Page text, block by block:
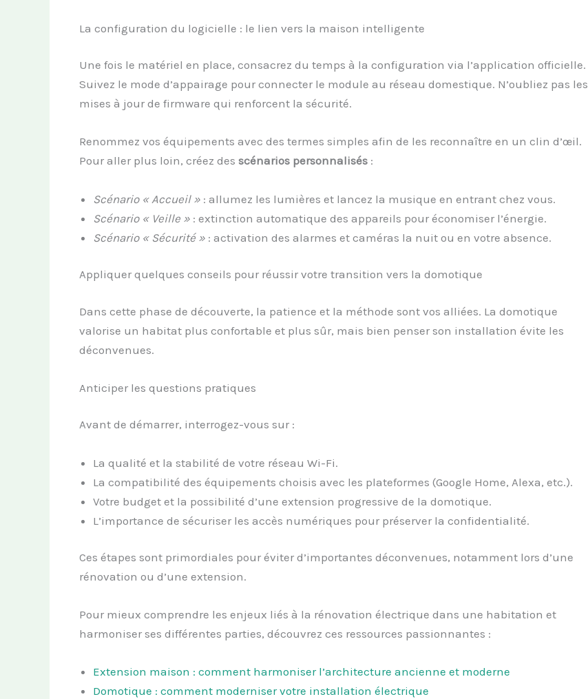
La configuration du logicielle : le lien vers la maison intelligente
Une fois le matériel en place, consacrez du temps à la configuration via l’application officielle.
Suivez le mode d’appairage pour connecter le module au réseau domestique. N’oubliez pas les
mises à jour de firmware qui renforcent la sécurité.
Renommez vos équipements avec des termes simples afin de les reconnaître en un clin d’œil.
Pour aller plus loin, créez des scénarios personnalisés:
Scénario « Accueil »: allumez les lumières et lancez la musique en entrant chez vous.
Scénario « Veille »: extinction automatique des appareils pour économiser l’énergie.
Scénario « Sécurité »: activation des alarmes et caméras la nuit ou en votre absence.
Appliquer quelques conseils pour réussir votre transition vers la domotique
Dans cette phase de découverte, la patience et la méthode sont vos alliées. La domotique
valorise un habitat plus confortable et plus sûr, mais bien penser son installation évite les
déconvenues.
Anticiper les questions pratiques
Avant de démarrer, interrogez-vous sur :
La qualité et la stabilité de votre réseau Wi-Fi.
La compatibilité des équipements choisis avec les plateformes (Google Home, Alexa, etc.).
Votre budget et la possibilité d’une extension progressive de la domotique.
L’importance de sécuriser les accès numériques pour préserver la confidentialité.
Ces étapes sont primordiales pour éviter d’importantes déconvenues, notamment lors d’une
rénovation ou d’une extension.
Pour mieux comprendre les enjeux liés à la rénovation électrique dans une habitation et
harmoniser ses différentes parties, découvrez ces ressources passionnantes :
Extension maison : comment harmoniser l’architecture ancienne et moderne
Domotique : comment moderniser votre installation électrique